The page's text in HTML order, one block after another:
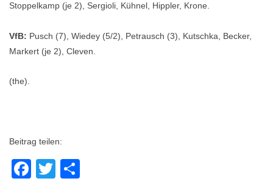
Stoppelkamp (je 2), Sergioli, Kühnel, Hippler, Krone.
VfB: Pusch (7), Wiedey (5/2), Petrausch (3), Kutschka, Becker,
Markert (je 2), Cleven.
(the).
Beitrag teilen:
Facebook
Twitter